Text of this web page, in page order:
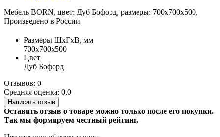
Мебель BORN, цвет: Дуб Бофорд, размеры: 700х700х500,
Произведено в России
Размеры ШхГхВ, мм
700х700х500
Цвет
Дуб Бофорд
Отзывов: 0
Средняя оценка: 0.0
Написать отзыв
Оставить отзыв о товаре можно только после его покупки.
Так мы формируем честный рейтинг.